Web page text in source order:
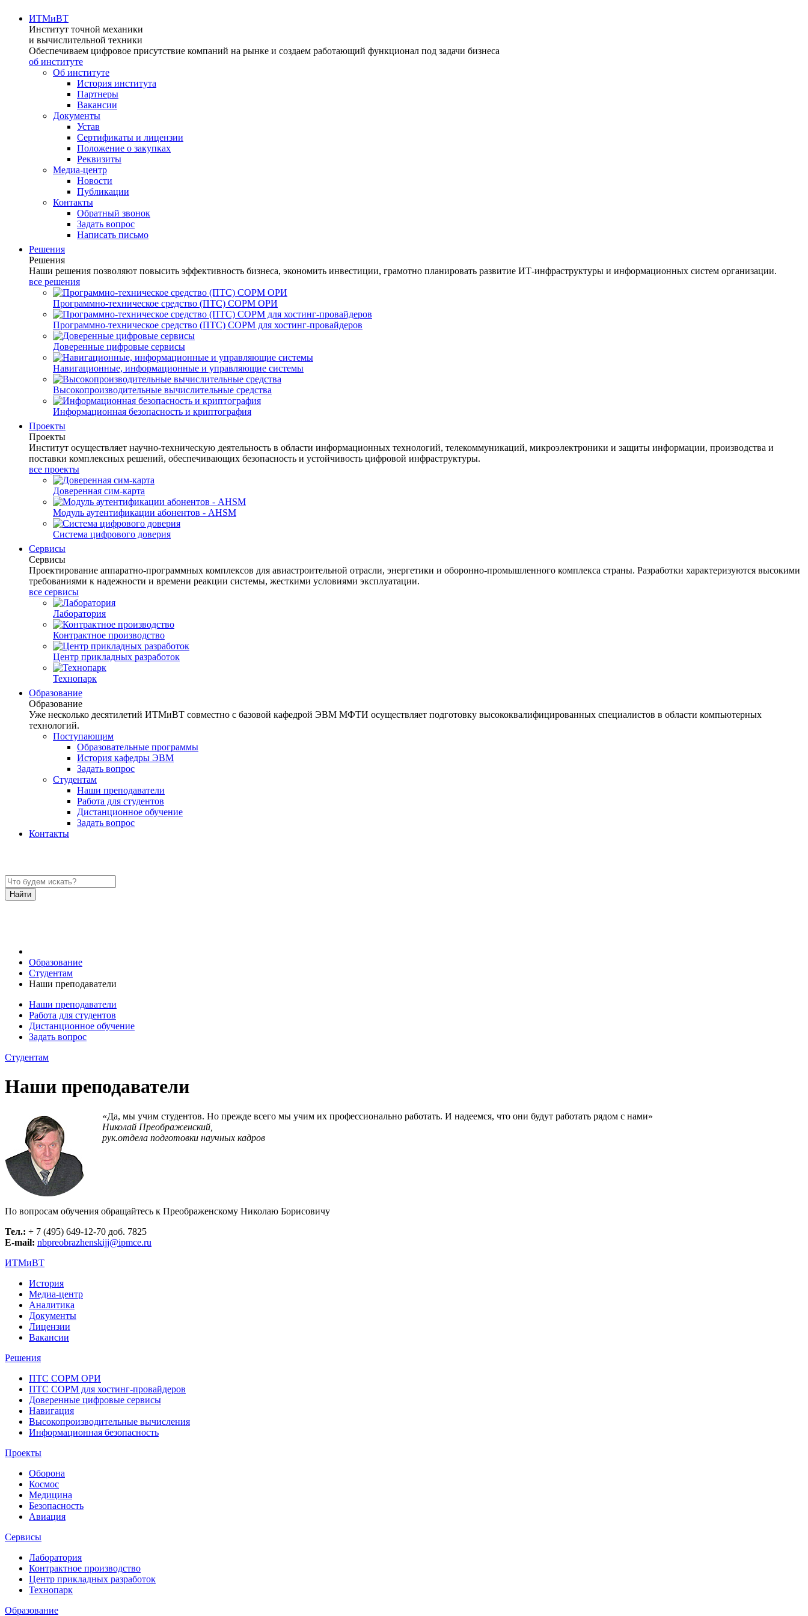
ИТМиВТ
Институт точной механики
и вычислительной техники
Обеспечиваем цифровое присутствие компаний на рынке и создаем работающий функционал под задачи бизнеса
об институте
Об институте
История института
Партнеры
Вакансии
Документы
Устав
Сертификаты и лицензии
Положение о закупках
Реквизиты
Медиа-центр
Новости
Публикации
Контакты
Обратный звонок
Задать вопрос
Написать письмо
Решения
Решения
Наши решения позволяют повысить эффективность бизнеса, экономить инвестиции, грамотно планировать развитие ИТ-инфраструктуры и информационных систем организации.
все решения
Программно-техническое средство (ПТС) СОРМ ОРИ
Программно-техническое средство (ПТС) СОРМ для хостинг-провайдеров
Доверенные цифровые сервисы
Навигационные, информационные и управляющие системы
Высокопроизводительные вычислительные средства
Информационная безопасность и криптография
Проекты
Проекты
Институт осуществляет научно-техническую деятельность в области информационных технологий, телекоммуникаций, микроэлектроники и защиты информации, производства и
поставки комплексных решений, обеспечивающих безопасность и устойчивость цифровой инфраструктуры.
все проекты
Доверенная сим-карта
Модуль аутентификации абонентов - AHSM
Система цифрового доверия
Сервисы
Сервисы
Проектирование аппаратно-программных комплексов для авиастроительной отрасли, энергетики и оборонно-промышленного комплекса страны. Разработки характеризуются высокими
требованиями к надежности и времени реакции системы, жесткими условиями эксплуатации.
все сервисы
Лаборатория
Контрактное производство
Центр прикладных разработок
Технопарк
Образование
Образование
Уже несколько десятилетий ИТМиВТ совместно с базовой кафедрой ЭВМ МФТИ осуществляет подготовку высококвалифицированных специалистов в области компьютерных
технологий.
Поступающим
Образовательные программы
История кафедры ЭВМ
Задать вопрос
Студентам
Наши преподаватели
Работа для студентов
Дистанционное обучение
Задать вопрос
Контакты
Образование
Студентам
Наши преподаватели
Наши преподаватели
Работа для студентов
Дистанционное обучение
Задать вопрос
Студентам
Наши преподаватели
«Да, мы учим студентов. Но прежде всего мы учим их профессионально работать. И надеемся, что они будут работать рядом с нами»
Николай Преображенский,
рук.отдела подготовки научных кадров
По вопросам обучения обращайтесь к Преображенскому Николаю Борисовичу
Тел.: + 7 (495) 649-12-70 доб. 7825
E-mail: nbpreobrazhenskijj@ipmce.ru
ИТМиВТ
История
Медиа-центр
Аналитика
Документы
Лицензии
Вакансии
Решения
ПТС СОРМ ОРИ
ПТС СОРМ для хостинг-провайдеров
Доверенные цифровые сервисы
Навигация
Высокопроизводительные вычисления
Информационная безопасность
Проекты
Оборона
Космос
Медицина
Безопасность
Авиация
Сервисы
Лаборатория
Контрактное производство
Центр прикладных разработок
Технопарк
Образование